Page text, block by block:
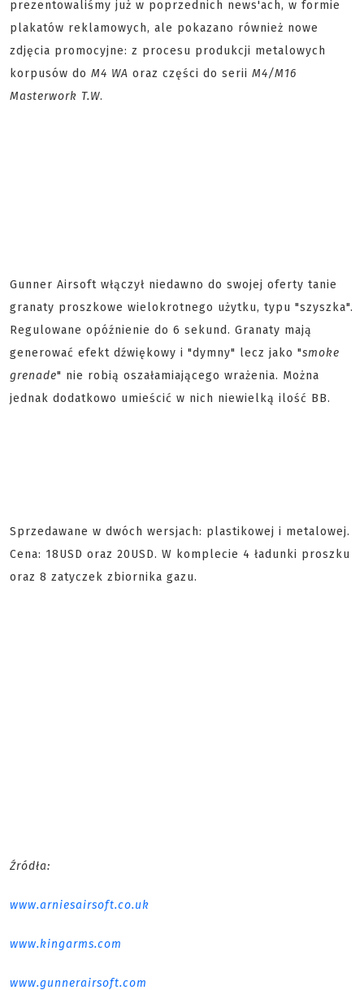
prezentowaliśmy już w poprzednich news'ach, w formie
plakatów reklamowych, ale pokazano również nowe
zdjęcia promocyjne: z procesu produkcji metalowych
korpusów do M4 WA oraz części do serii M4/M16
Masterwork T.W.
Gunner Airsoft włączył niedawno do swojej oferty tanie
granaty proszkowe wielokrotnego użytku, typu "szyszka".
Regulowane opóźnienie do 6 sekund. Granaty mają
generować efekt dźwiękowy i "dymny" lecz jako "smoke
grenade" nie robią oszałamiającego wrażenia. Można
jednak dodatkowo umieścić w nich niewielką ilość BB.
Sprzedawane w dwóch wersjach: plastikowej i metalowej.
Cena: 18USD oraz 20USD. W komplecie 4 ładunki proszku
oraz 8 zatyczek zbiornika gazu.
Źródła:
www.arniesairsoft.co.uk
www.kingarms.com
www.gunnerairsoft.com